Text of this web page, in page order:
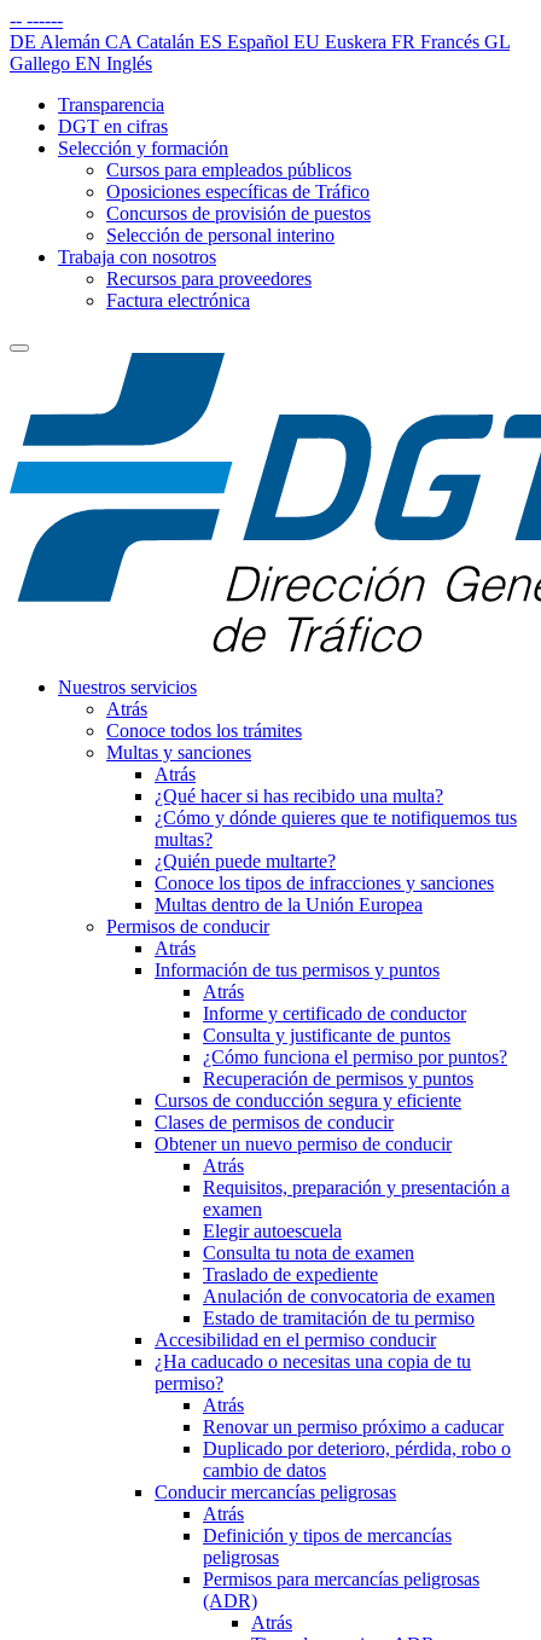
-- ------
DE Alemán CA Catalán ES Español EU Euskera FR Francés GL
Gallego EN Inglés
Transparencia
DGT en cifras
Selección y formación
Cursos para empleados públicos
Oposiciones específicas de Tráfico
Concursos de provisión de puestos
Selección de personal interino
Trabaja con nosotros
Recursos para proveedores
Factura electrónica
Nuestros servicios
Atrás
Conoce todos los trámites
Multas y sanciones
Atrás
¿Qué hacer si has recibido una multa?
¿Cómo y dónde quieres que te notifiquemos tus
multas?
¿Quién puede multarte?
Conoce los tipos de infracciones y sanciones
Multas dentro de la Unión Europea
Permisos de conducir
Atrás
Información de tus permisos y puntos
Atrás
Informe y certificado de conductor
Consulta y justificante de puntos
¿Cómo funciona el permiso por puntos?
Recuperación de permisos y puntos
Cursos de conducción segura y eficiente
Clases de permisos de conducir
Obtener un nuevo permiso de conducir
Atrás
Requisitos, preparación y presentación a
examen
Elegir autoescuela
Consulta tu nota de examen
Traslado de expediente
Anulación de convocatoria de examen
Estado de tramitación de tu permiso
Accesibilidad en el permiso conducir
¿Ha caducado o necesitas una copia de tu
permiso?
Atrás
Renovar un permiso próximo a caducar
Duplicado por deterioro, pérdida, robo o
cambio de datos
Conducir mercancías peligrosas
Atrás
Definición y tipos de mercancías
peligrosas
Permisos para mercancías peligrosas
(ADR)
Atrás